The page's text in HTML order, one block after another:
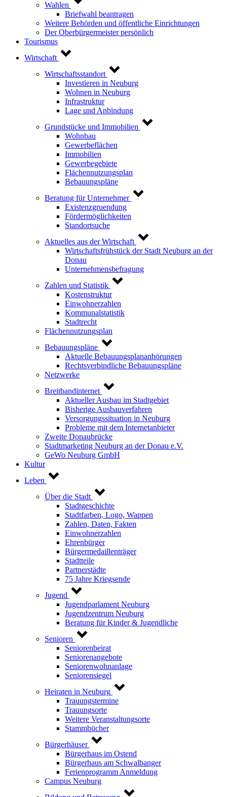
Wahlen
Briefwahl beantragen
Weitere Behörden und öffentliche Einrichtungen
Der Oberbürgermeister persönlich
Tourismus
Wirtschaft
Wirtschaftsstandort
Investieren in Neuburg
Wohnen in Neuburg
Infrastruktur
Lage und Anbindung
Grundstücke und Immobilien
Wohnbau
Gewerbeflächen
Immobilien
Gewerbegebiete
Flächennutzungsplan
Bebauungspläne
Beratung für Unternehmer
Existenzgruendung
Fördermöglichkeiten
Standortsuche
Aktuelles aus der Wirtschaft
Wirtschaftsfrühstück der Stadt Neuburg an der
Donau
Unternehmensbefragung
Zahlen und Statistik
Kostenstruktur
Einwohnerzahlen
Kommunalstatistik
Stadtrecht
Flächennutzungsplan
Bebauungspläne
Aktuelle Bebauungsplananhörungen
Rechtsverbindliche Bebauungspläne
Netzwerke
Breitbandinternet
Aktueller Ausbau im Stadtgebiet
Bisherige Ausbauverfahren
Versorgungssituation in Neuburg
Probleme mit dem Internetanbieter
Zweite Donaubrücke
Stadtmarketing Neuburg an der Donau e.V.
GeWo Neuburg GmbH
Kultur
Leben
Über die Stadt
Stadtgeschichte
Stadtfarben, Logo, Wappen
Zahlen, Daten, Fakten
Einwohnerzahlen
Ehrenbürger
Bürgermedaillenträger
Stadtteile
Partnerstädte
75 Jahre Kriegsende
Jugend
Jugendparlament Neuburg
Jugendzentrum Neuburg
Beratung für Kinder & Jugendliche
Senioren
Seniorenbeirat
Seniorenangebote
Seniorenwohnanlage
Seniorensiegel
Heiraten in Neuburg
Trauungstermine
Trauungsorte
Weitere Veranstaltungsorte
Stammbücher
Bürgerhäuser
Bürgerhaus im Ostend
Bürgerhaus am Schwalbanger
Ferienprogramm Anmeldung
Campus Neuburg